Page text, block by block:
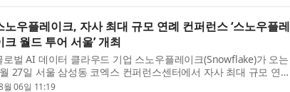
노우플레이크, 자사 최대 규모 연례 컨퍼런스 ‘스노우플레
크 월드 투어 서울’ 개최
로벌 AI 데이터 클라우드 기업 스노우플레이크(Snowflake)가 오는
27일 서울 삼성동 코엑스 컨퍼런스센터에서 자사 최대 규모 연례
퍼런스인 ‘스노우플레이크 월드 투어(Snowflake World Tour) 서
월 06일 11:19